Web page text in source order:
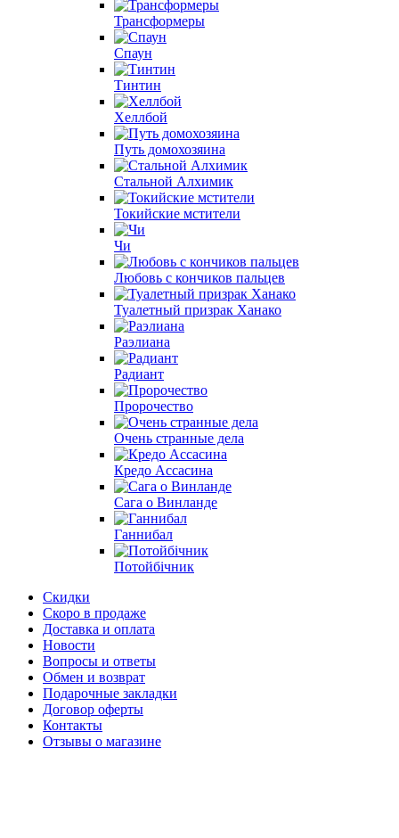
Трансформеры
Спаун
Тинтин
Хеллбой
Путь домохозяина
Стальной Алхимик
Токийские мстители
Чи
Любовь с кончиков пальцев
Туалетный призрак Ханако
Раэлиана
Радиант
Пророчество
Очень странные дела
Кредо Ассасина
Сага о Винланде
Ганнибал
Потойбічник
Скидки
Скоро в продаже
Доставка и оплата
Новости
Вопросы и ответы
Обмен и возврат
Подарочные закладки
Договор оферты
Контакты
Отзывы о магазине